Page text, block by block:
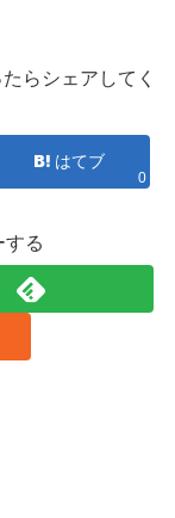
らシェアしてく
はてブ
0
する